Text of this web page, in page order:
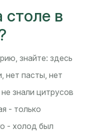
в
знайте: здесь
нет пасты, нет
знали цитрусов
- только
- холод был